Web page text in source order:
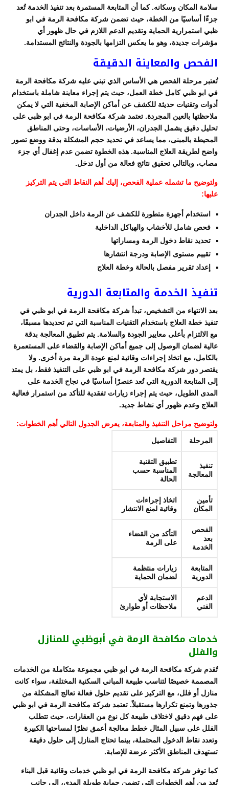
سلامة المكان وسكانه. كما أن المتابعة المستمرة بعد تنفيذ الخدمة تُعد
جزءًا أساسيًا من الخطة، حيث تضمن شركة مكافحة الرمة في ابو
ظبي استمرارية الحماية وتقديم الدعم اللازم في حال ظهور أي
مؤشرات جديدة، وهو ما يعكس التزامها بالجودة والنتائج المستدامة.
الفحص والمعاينة الدقيقة
تُعتبر مرحلة الفحص هي الأساس الذي تبني عليه شركة مكافحة الرمة
في ابو ظبي كامل خطة العمل، حيث يتم إجراء معاينة شاملة باستخدام
أدوات وتقنيات حديثة للكشف عن أماكن الإصابة المخفية التي لا يمكن
ملاحظتها بالعين المجردة. تعتمد شركة مكافحة الرمة في ابو ظبي على
تحليل دقيق يشمل الجدران، الأرضيات، الأساسات، وحتى المناطق
المحيطة بالمبنى، مما يساعد في تحديد حجم المشكلة بدقة ووضع تصور
واضح لطريقة العلاج المناسبة. هذه الخطوة تضمن عدم إغفال أي جزء
مصاب، وبالتالي تحقيق نتائج فعالة من أول تدخل.
ولتوضيح ما تشمله عملية الفحص، إليك أهم النقاط التي يتم التركيز
عليها:
استخدام أجهزة متطورة للكشف عن الرمة داخل الجدران
فحص شامل للأخشاب والهياكل الداخلية
تحديد نقاط دخول الرمة ومساراتها
تقييم مستوى الإصابة ودرجة انتشارها
إعداد تقرير مفصل بالحالة وخطة العلاج
تنفيذ الخدمة والمتابعة الدورية
بعد الانتهاء من التشخيص، تبدأ شركة مكافحة الرمة في ابو ظبي في
تنفيذ خطة العلاج باستخدام التقنيات المناسبة التي تم تحديدها مسبقًا،
مع الالتزام بأعلى معايير الجودة والسلامة. يتم تطبيق المعالجة بدقة
عالية لضمان الوصول إلى جميع أماكن الإصابة والقضاء على المستعمرة
بالكامل، مع اتخاذ إجراءات وقائية لمنع عودة الرمة مرة أخرى. ولا
يقتصر دور شركة مكافحة الرمة في ابو ظبي على التنفيذ فقط، بل يمتد
إلى المتابعة الدورية التي تُعد عنصرًا أساسيًا في نجاح الخدمة على
المدى الطويل، حيث يتم إجراء زيارات تفقدية للتأكد من استمرار فعالية
العلاج وعدم ظهور أي نشاط جديد.
ولتوضيح مراحل التنفيذ والمتابعة، يعرض الجدول التالي أهم الخطوات:
المرحلة التفاصيل
تنفيذ
المعالجة
تطبيق التقنية
المناسبة حسب
الحالة
تأمين
المكان
اتخاذ إجراءات
وقائية لمنع الانتشار
الفحص
بعد
الخدمة
التأكد من القضاء
على الرمة
المتابعة
الدورية
زيارات منتظمة
لضمان الحماية
الدعم
الفني
الاستجابة لأي
ملاحظات أو طوارئ
خدمات مكافحة الرمة في أبوظبي للمنازل
والفلل
تُقدم شركة مكافحة الرمة في ابو ظبي مجموعة متكاملة من الخدمات
المصممة خصيصًا لتناسب طبيعة المباني السكنية المختلفة، سواء كانت
منازل أو فلل، مع التركيز على تقديم حلول فعالة تعالج المشكلة من
جذورها وتمنع تكرارها مستقبلاً. تعتمد شركة مكافحة الرمة في ابو ظبي
على فهم دقيق لاختلاف طبيعة كل نوع من العقارات، حيث تتطلب
الفلل على سبيل المثال خطط معالجة أعمق نظرًا لمساحتها الكبيرة
وتعدد نقاط الدخول المحتملة، بينما تحتاج المنازل إلى حلول دقيقة
تستهدف المناطق الأكثر عرضة للإصابة.
كما توفر شركة مكافحة الرمة في ابو ظبي خدمات وقائية قبل البناء
تُعد من أهم الخطوات التي تضمن حماية طويلة المدى، إلى جانب